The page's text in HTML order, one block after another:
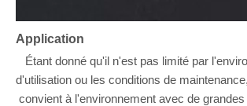
Application
Étant donné qu'il n'est pas limité par
d'utilisation ou les conditions de
convient à l'environnement avec de